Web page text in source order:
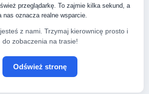
przeglądarkę. To zajmie kilka sekund, a
nas oznacza realne wsparcie.
z nami. Trzymaj kierownicę prosto i
do zobaczenia na trasie!
Odśwież stronę